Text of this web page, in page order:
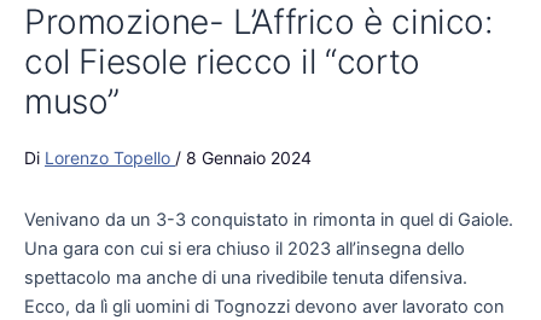
Promozione- L’Affrico è cinico:
col Fiesole riecco il “corto
muso”
Di Lorenzo Topello / 8 Gennaio 2024
Venivano da un 3-3 conquistato in rimonta in quel di Gaiole.
Una gara con cui si era chiuso il 2023 all’insegna dello
spettacolo ma anche di una rivedibile tenuta difensiva.
Ecco, da lì gli uomini di Tognozzi devono aver lavorato con